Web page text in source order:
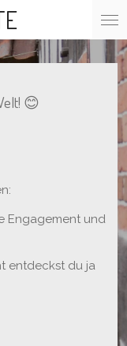
😊
Engagement und
entdeckst du ja